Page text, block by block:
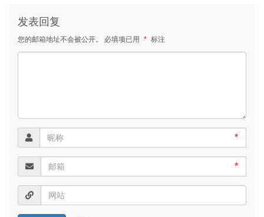
发表回复
您的邮箱地址不会被公开。 必填项已用 * 标注
*
*